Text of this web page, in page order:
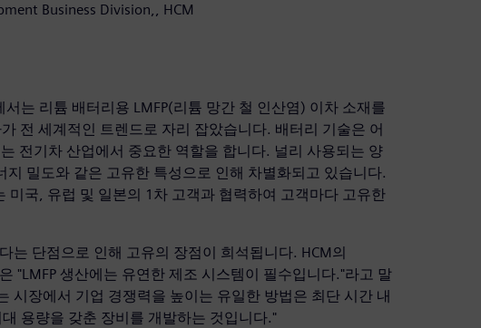
Business Division,, HCM
는 리튬 배터리용 LMFP(리튬 망간 철 인산염) 이차 소재를
전 세계적인 트렌드로 자리 잡았습니다. 배터리 기술은 어
전기차 산업에서 중요한 역할을 합니다. 널리 사용되는 양
지 밀도와 같은 고유한 특성으로 인해 차별화되고 있습니다.
미국, 유럽 및 일본의 1차 고객과 협력하여 고객마다 고유한
는 단점으로 인해 고유의 장점이 희석됩니다. HCM의
"LMFP 생산에는 유연한 제조 시스템이 필수입니다."라고 말
시장에서 기업 경쟁력을 높이는 유일한 방법은 최단 시간 내
용량을 갖춘 장비를 개발하는 것입니다."